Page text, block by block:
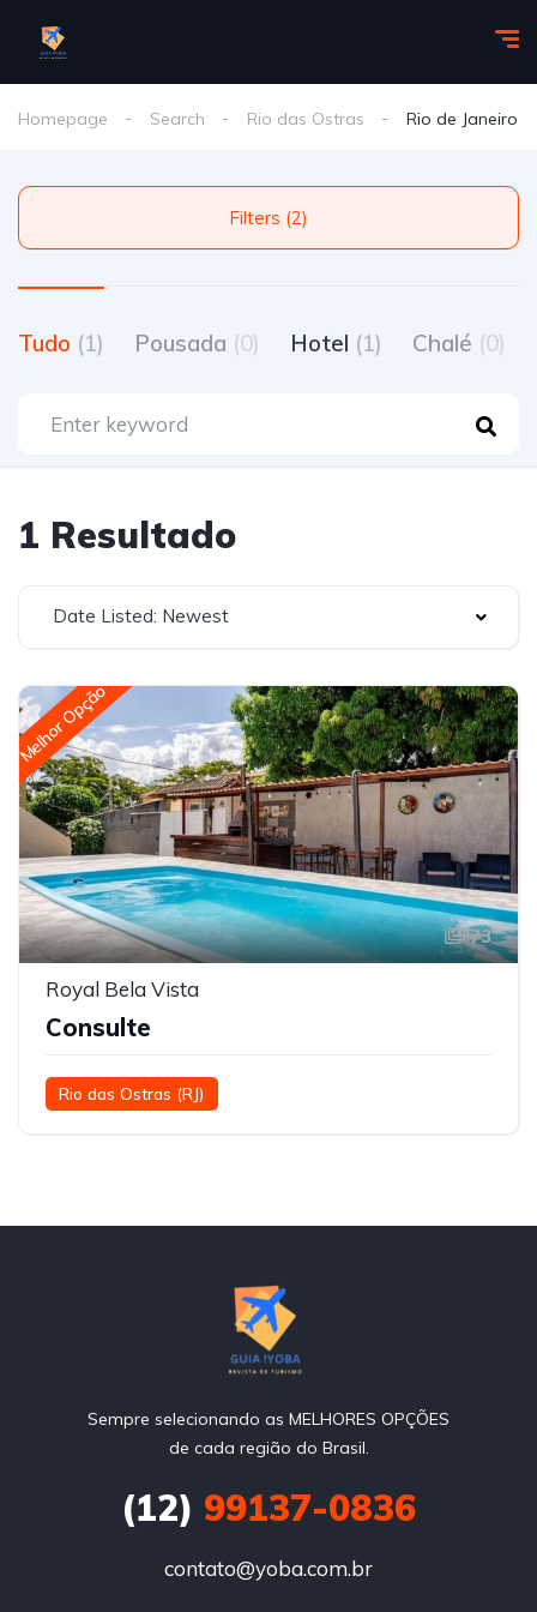
Homepage Search Rio das Ostras Rio de Janeiro
Filters (2)
Tudo (1) Pousada (0) Hotel (1) Chalé (0)
1 Resultado
Date Listed: Newest
Melhor Opção
73
Royal Bela Vista
Consulte
Rio das Ostras (RJ)
Sempre selecionando as MELHORES OPÇÕES
de cada região do Brasil.
(12) 99137-0836
contato@yoba.com.br